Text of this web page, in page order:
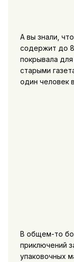
А вы знали,
содержит до
покрывала
старыми
один человек
В общем-то
приключений
упаковочных